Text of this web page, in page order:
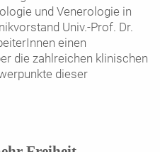
und Venerologie in
Univ.-Prof. Dr.
einen
die zahlreichen klinischen
dieser